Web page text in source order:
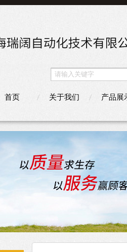
首页 关于我们 产品展